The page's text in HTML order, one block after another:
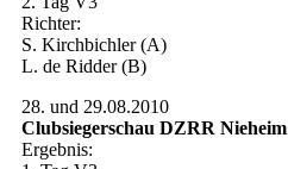
Richter:
S. Kirchbichler (A)
L. de Ridder (B)
28. und 29.08.2010
Clubsiegerschau DZRR Nieheim
Ergebnis: